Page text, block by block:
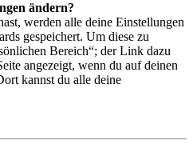
ändern?
werden alle deine Einstellungen
gespeichert. Um diese zu
Bereich“; der Link dazu
angezeigt, wenn du auf deinen
kannst du alle deine